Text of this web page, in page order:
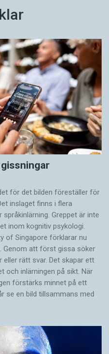
för det bilden föreställer för
inslaget finns i flera
Greppet är inte
inom kognitiv psykologi.
of Singa­pore förklarar nu
Genom att först gissa ­söker
rätt svar. Det skapar ett
och inlärningen på sikt. När
förstärks minnet på ett
se en bild tillsammans med